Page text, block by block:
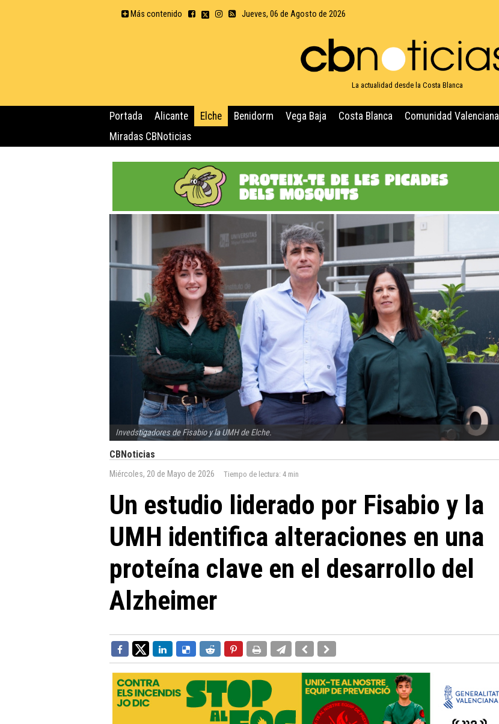
Más contenido Jueves, 06 de Agosto de 2026
La actualidad desde la Costa Blanca
Portada Alicante Elche Benidorm Vega Baja Costa Blanca Comunidad Valenciana
Miradas CBNoticias
Invedstigadores de Fisabio y la UMH de Elche.
CBNoticias
Miércoles, 20 de Mayo de 2026 Tiempo de lectura: 4 min
Un estudio liderado por Fisabio y la
UMH identifica alteraciones en una
proteína clave en el desarrollo del
Alzheimer